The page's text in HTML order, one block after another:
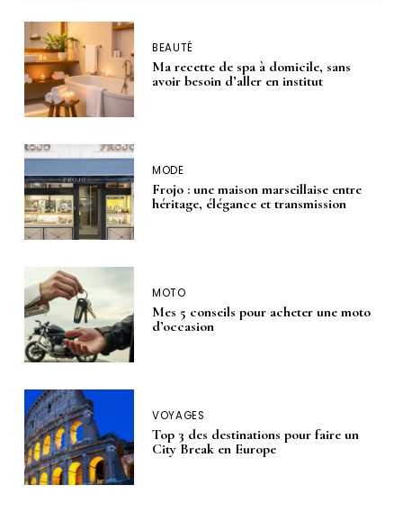
BEAUTÉ
Ma recette de spa à domicile, sans
avoir besoin d’aller en institut
MODE
Frojo : une maison marseillaise entre
héritage, élégance et transmission
MOTO
Mes 5 conseils pour acheter une moto
d’occasion
VOYAGES
Top 3 des destinations pour faire un
City Break en Europe